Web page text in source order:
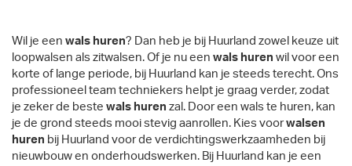
Wil je een wals huren? Dan heb je bij Huurland zowel keuze uit
loopwalsen als zitwalsen. Of je nu een wals huren wil voor een
korte of lange periode, bij Huurland kan je steeds terecht. Ons
professioneel team techniekers helpt je graag verder, zodat
je zeker de beste wals huren zal. Door een wals te huren, kan
je de grond steeds mooi stevig aanrollen. Kies voorwalsen
huren bij Huurland voor de verdichtingswerkzaamheden bij
nieuwbouw en onderhoudswerken. Bij Huurland kan je een